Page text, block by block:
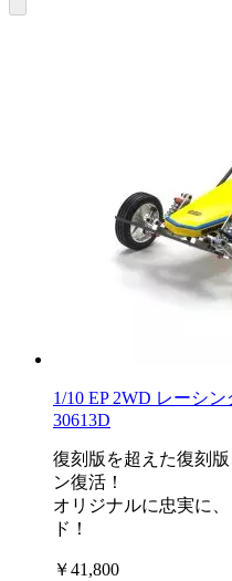
1/10 EP 2WD レーシ
30613D
復刻版を超えた復刻
ン復活！
オリジナルに忠実に
ド！
￥41,800